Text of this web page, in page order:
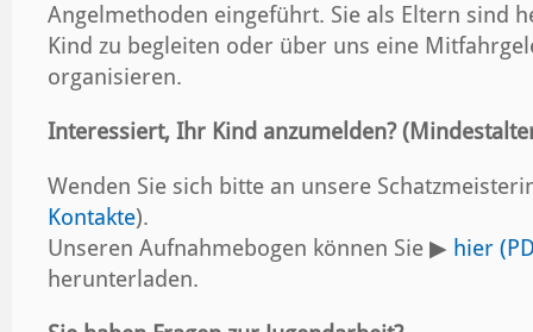
Angelmethoden eingeführt. Sie als Eltern sind
Kind zu begleiten oder über uns eine
organisieren.
Interessiert, Ihr Kind anzumelden?
Wenden Sie sich bitte an unsere
Kontakte).
Unseren Aufnahmebogen können Sie ▶ hier
herunterladen.